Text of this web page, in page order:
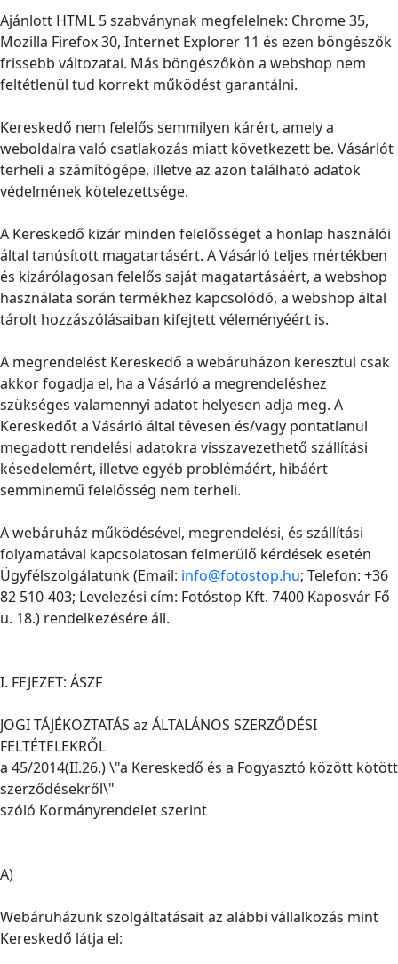
Ajánlott HTML 5 szabványnak megfelelnek: Chrome 35,
Mozilla Firefox 30, Internet Explorer 11 és ezen böngészők
frissebb változatai. Más böngészőkön a webshop nem
feltétlenül tud korrekt működést garantálni.
Kereskedő nem felelős semmilyen kárért, amely a
weboldalra való csatlakozás miatt következett be. Vásárlót
terheli a számítógépe, illetve az azon található adatok
védelmének kötelezettsége.
A Kereskedő kizár minden felelősséget a honlap használói
által tanúsított magatartásért. A Vásárló teljes mértékben
és kizárólagosan felelős saját magatartásáért, a webshop
használata során termékhez kapcsolódó, a webshop által
tárolt hozzászólásaiban kifejtett véleményéért is.
A megrendelést Kereskedő a webáruházon keresztül csak
akkor fogadja el, ha a Vásárló a megrendeléshez
szükséges valamennyi adatot helyesen adja meg. A
Kereskedőt a Vásárló által tévesen és/vagy pontatlanul
megadott rendelési adatokra visszavezethető szállítási
késedelemért, illetve egyéb problémáért, hibáért
semminemű felelősség nem terheli.
A webáruház működésével, megrendelési, és szállítási
folyamatával kapcsolatosan felmerülő kérdések esetén
Ügyfélszolgálatunk (Email: info@fotostop.hu; Telefon: +36
82 510-403; Levelezési cím: Fotóstop Kft. 7400 Kaposvár Fő
u. 18.) rendelkezésére áll.
I. FEJEZET: ÁSZF
JOGI TÁJÉKOZTATÁS az ÁLTALÁNOS SZERZŐDÉSI
FELTÉTELEKRŐL
a 45/2014(II.26.) \"a Kereskedő és a Fogyasztó között kötött
szerződésekről\"
szóló Kormányrendelet szerint
A)
Webáruházunk szolgáltatásait az alábbi vállalkozás mint
Kereskedő látja el: